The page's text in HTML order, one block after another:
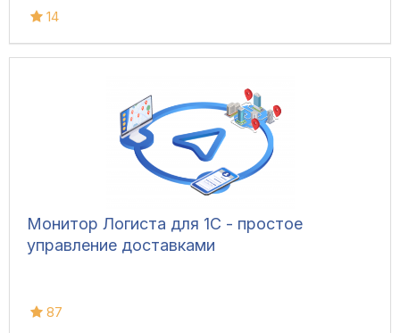
14
Монитор Логиста для 1С - простое
управление доставками
87